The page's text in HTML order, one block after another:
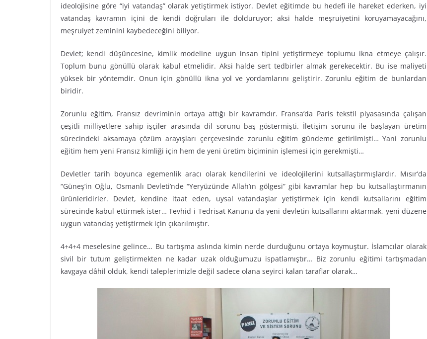
ideolojisine göre “iyi vatandaş” olarak yetiştirmek istiyor. Devlet eğitimde bu hedefi ile hareket ederken, iyi
vatandaş kavramın içini de kendi doğruları ile dolduruyor; aksi halde meşruiyetini koruyamayacağını,
meşruiyet zeminini kaybedeceğini biliyor.
Devlet; kendi düşüncesine, kimlik modeline uygun insan tipini yetiştirmeye toplumu ikna etmeye çalışır.
Toplum bunu gönüllü olarak kabul etmelidir. Aksi halde sert tedbirler almak gerekecektir. Bu ise maliyeti
yüksek bir yöntemdir. Onun için gönüllü ikna yol ve yordamlarını geliştirir. Zorunlu eğitim de bunlardan
biridir.
Zorunlu eğitim, Fransız devriminin ortaya attığı bir kavramdır. Fransa’da Paris tekstil piyasasında çalışan
çeşitli milliyetlere sahip işçiler arasında dil sorunu baş göstermişti. İletişim sorunu ile başlayan üretim
sürecindeki aksamaya çözüm arayışları çerçevesinde zorunlu eğitim gündeme getirilmişti… Yani zorunlu
eğitim hem yeni Fransız kimliği için hem de yeni üretim biçiminin işlemesi için gerekmişti…
Devletler tarih boyunca egemenlik aracı olarak kendilerini ve ideolojilerini kutsallaştırmışlardır. Mısır’da
“Güneş’in Oğlu, Osmanlı Devleti’nde “Yeryüzünde Allah’ın gölgesi” gibi kavramlar hep bu kutsallaştırmanın
ürünleridirler. Devlet, kendine itaat eden, uysal vatandaşlar yetiştirmek için kendi kutsallarını eğitim
sürecinde kabul ettirmek ister… Tevhid-i Tedrisat Kanunu da yeni devletin kutsallarını aktarmak, yeni düzene
uygun vatandaş yetiştirmek için çıkarılmıştır.
4+4+4 meselesine gelince… Bu tartışma aslında kimin nerde durduğunu ortaya koymuştur. İslamcılar olarak
sivil bir tutum geliştirmekten ne kadar uzak olduğumuzu ispatlamıştır… Biz zorunlu eğitimi tartışmadan
kavgaya dâhil olduk, kendi taleplerimizle değil sadece olana seyirci kalan taraflar olarak…